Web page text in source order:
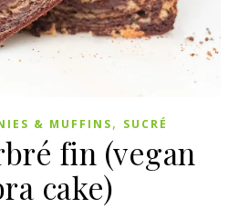
& MUFFINS, SUCRÉ
fin (vegan
cake)